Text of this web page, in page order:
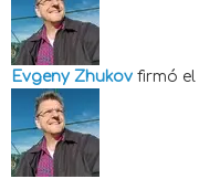
Evgeny Zhukov firmó el